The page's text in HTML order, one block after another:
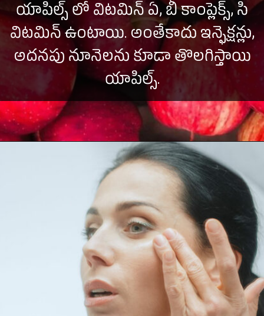
యాపిల్స్ లో విటమిన్ ఏ, బీ కాంప్లెక్స్, సి
విటమిన్ ఉంటాయి. అంతేకాదు ఇన్ఫెక్షన్లు,
అదనపు నూనెలను కూడా తొలగిస్తాయి
యాపిల్స్.